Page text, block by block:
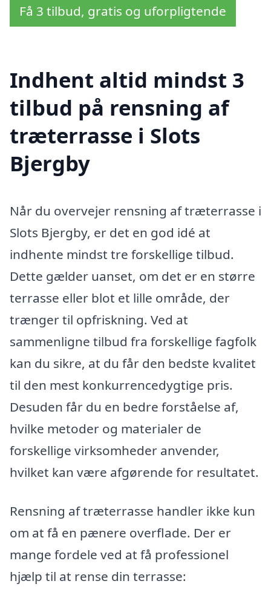
Få 3 tilbud, gratis og uforpligtende
Indhent altid mindst 3
tilbud på rensning af
træterrasse i Slots
Bjergby
Når du overvejer rensning af træterrasse i
Slots Bjergby, er det en god idé at
indhente mindst tre forskellige tilbud.
Dette gælder uanset, om det er en større
terrasse eller blot et lille område, der
trænger til opfriskning. Ved at
sammenligne tilbud fra forskellige fagfolk
kan du sikre, at du får den bedste kvalitet
til den mest konkurrencedygtige pris.
Desuden får du en bedre forståelse af,
hvilke metoder og materialer de
forskellige virksomheder anvender,
hvilket kan være afgørende for resultatet.
Rensning af træterrasse handler ikke kun
om at få en pænere overflade. Der er
mange fordele ved at få professionel
hjælp til at rense din terrasse: